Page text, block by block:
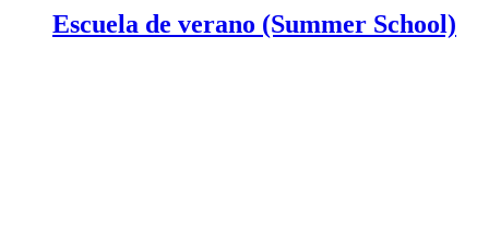
Escuela de verano (Summer School)